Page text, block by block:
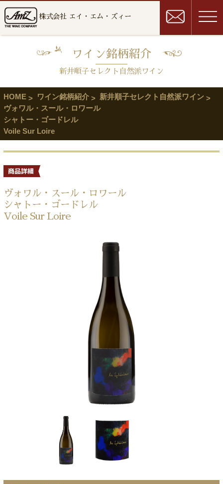
株式会社 エイ・エム・ズィー
ワイン銘柄紹介
新井順子セレクト自然派ワイン
HOME ワイン銘柄紹介
新井順子セレクト自然派ワイン
ヴォワル・スール・ロワール
シャトー・ゴードレル
Voile Sur Loire
ヴォワル・スール・ロワール
シャトー・ゴードレル
Voile Sur Loire